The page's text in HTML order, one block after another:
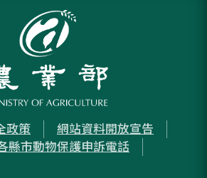
政策
網站資料開放宣告
縣市動物保護申訴電話